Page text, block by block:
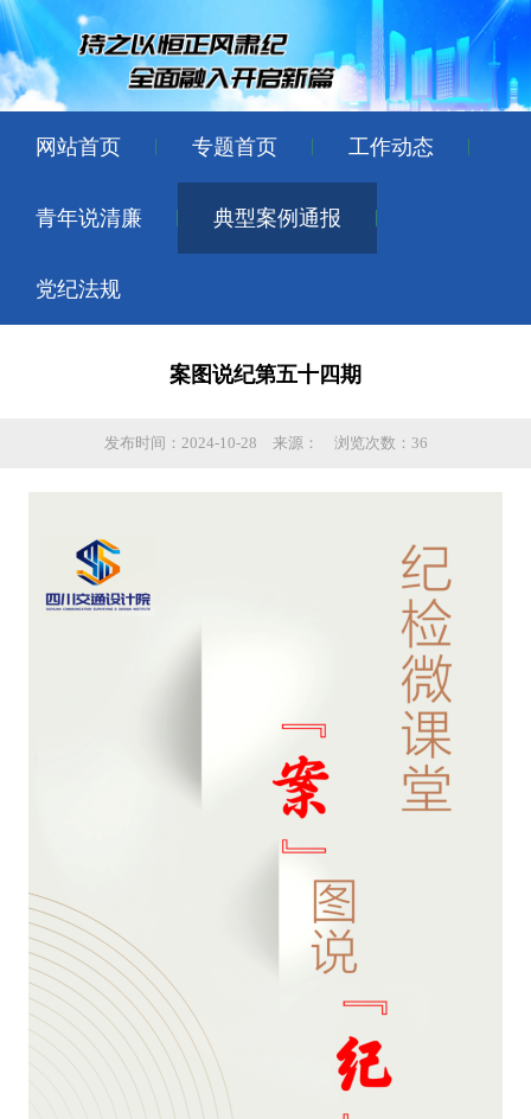
网站首页 专题首页 工作动态
青年说清廉 典型案例通报
党纪法规
案图说纪第五十四期
发布时间：2024-10-28 来源： 浏览次数：36